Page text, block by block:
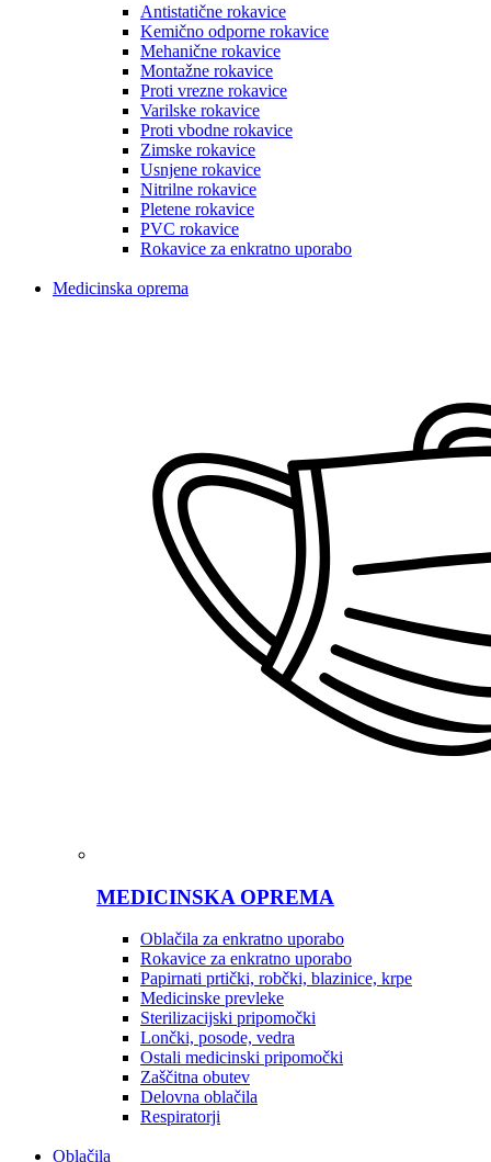
Antistatične rokavice
Kemično odporne rokavice
Mehanične rokavice
Montažne rokavice
Proti vrezne rokavice
Varilske rokavice
Proti vbodne rokavice
Zimske rokavice
Usnjene rokavice
Nitrilne rokavice
Pletene rokavice
PVC rokavice
Rokavice za enkratno uporabo
Medicinska oprema
MEDICINSKA OPREMA
Oblačila za enkratno uporabo
Rokavice za enkratno uporabo
Papirnati prtički, robčki, blazinice, krpe
Medicinske prevleke
Sterilizacijski pripomočki
Lončki, posode, vedra
Ostali medicinski pripomočki
Zaščitna obutev
Delovna oblačila
Respiratorji
Oblačila